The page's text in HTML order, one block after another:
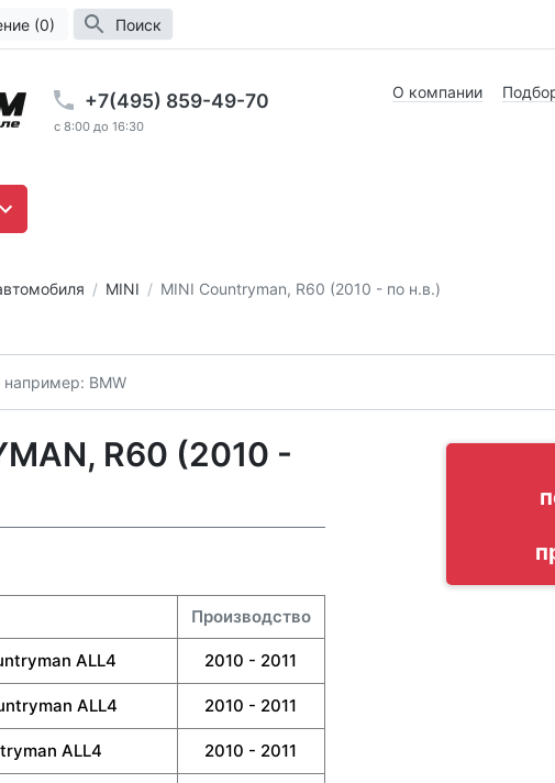
(0) Поиск
+7(495) 859-49-70
c 8:00 до 16:30
О компании
MINI MINI Countryman, R60 (2010 - по н.в.)
R60 (2010 -
Производство
ALL4 2010 - 2011
ALL4 2010 - 2011
ALL4 2010 - 2011